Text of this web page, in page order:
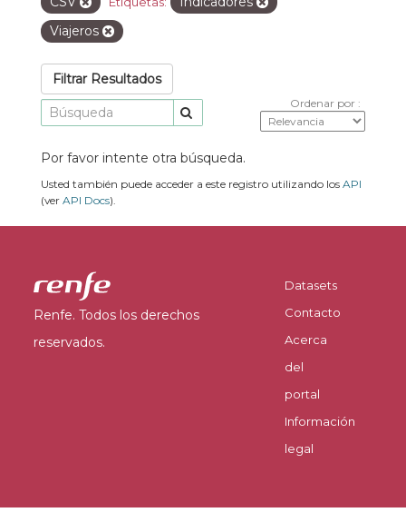
Viajeros
Filtrar Resultados
Ordenar por
Por favor intente otra búsqueda.
Usted también puede acceder a este registro utilizando los API
(ver API Docs).
Renfe. Todos los derechos
reservados.
Datasets
Contacto
Acerca
del
portal
Información
legal